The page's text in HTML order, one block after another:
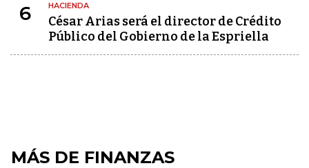
6 HACIENDA
César Arias será el director de Crédito
Público del Gobierno de la Espriella
MÁS DE FINANZAS